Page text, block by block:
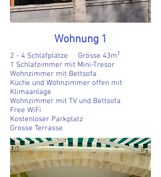
Wohnung 1
2 - 4 Schlafplätze Grösse 43m²
1 Schlafzimmer mit Mini-Tresor
Wohnzimmer mit Bettsofa
Küche und Wohnzimmer offen mit
Klimaanlage
Wohnzimmer mit TV und Bettsofa
Free WiFi
Kostenloser Parkplatz
Grosse Terrasse